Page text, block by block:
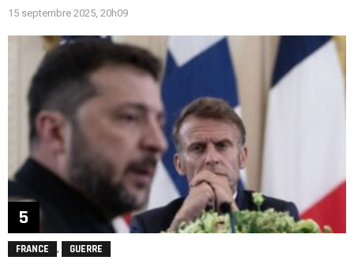
15 septembre 2025, 20h09
FRANCE , GUERRE